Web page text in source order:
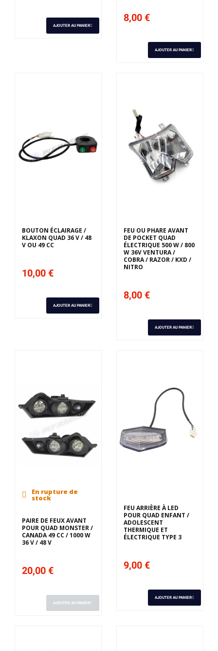
AJOUTER AU PANIER
8,00 €
AJOUTER AU PANIER
BOUTON ÉCLAIRAGE /
KLAXON QUAD 36 V / 48
V OU 49 CC
10,00 €
AJOUTER AU PANIER
FEU OU PHARE AVANT
DE POCKET QUAD
ÉLECTRIQUE 500 W / 800
W 36V VENTURA /
COBRA / RAZOR / KXD /
NITRO
8,00 €
AJOUTER AU PANIER
En rupture de
stock
PAIRE DE FEUX AVANT
POUR QUAD MONSTER /
CANADA 49 CC / 1000 W
36 V / 48 V
20,00 €
AJOUTER AU PANIER
FEU ARRIÈRE À LED
POUR QUAD ENFANT /
ADOLESCENT
THERMIQUE ET
ÉLECTRIQUE TYPE 3
9,00 €
AJOUTER AU PANIER